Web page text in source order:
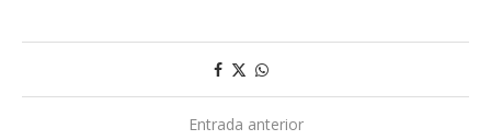
Entrada anterior